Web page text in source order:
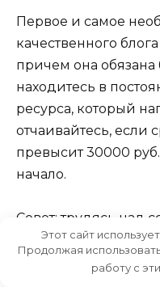
Первое и самое
качественного
причем она
находитесь в
ресурса, который
отчаивайтесь, если
превысит 30000
начало.
Совет: трудясь над
думайте о нем, как
денег. Ваши мысли
Этот сайт
Продолжая
работу с